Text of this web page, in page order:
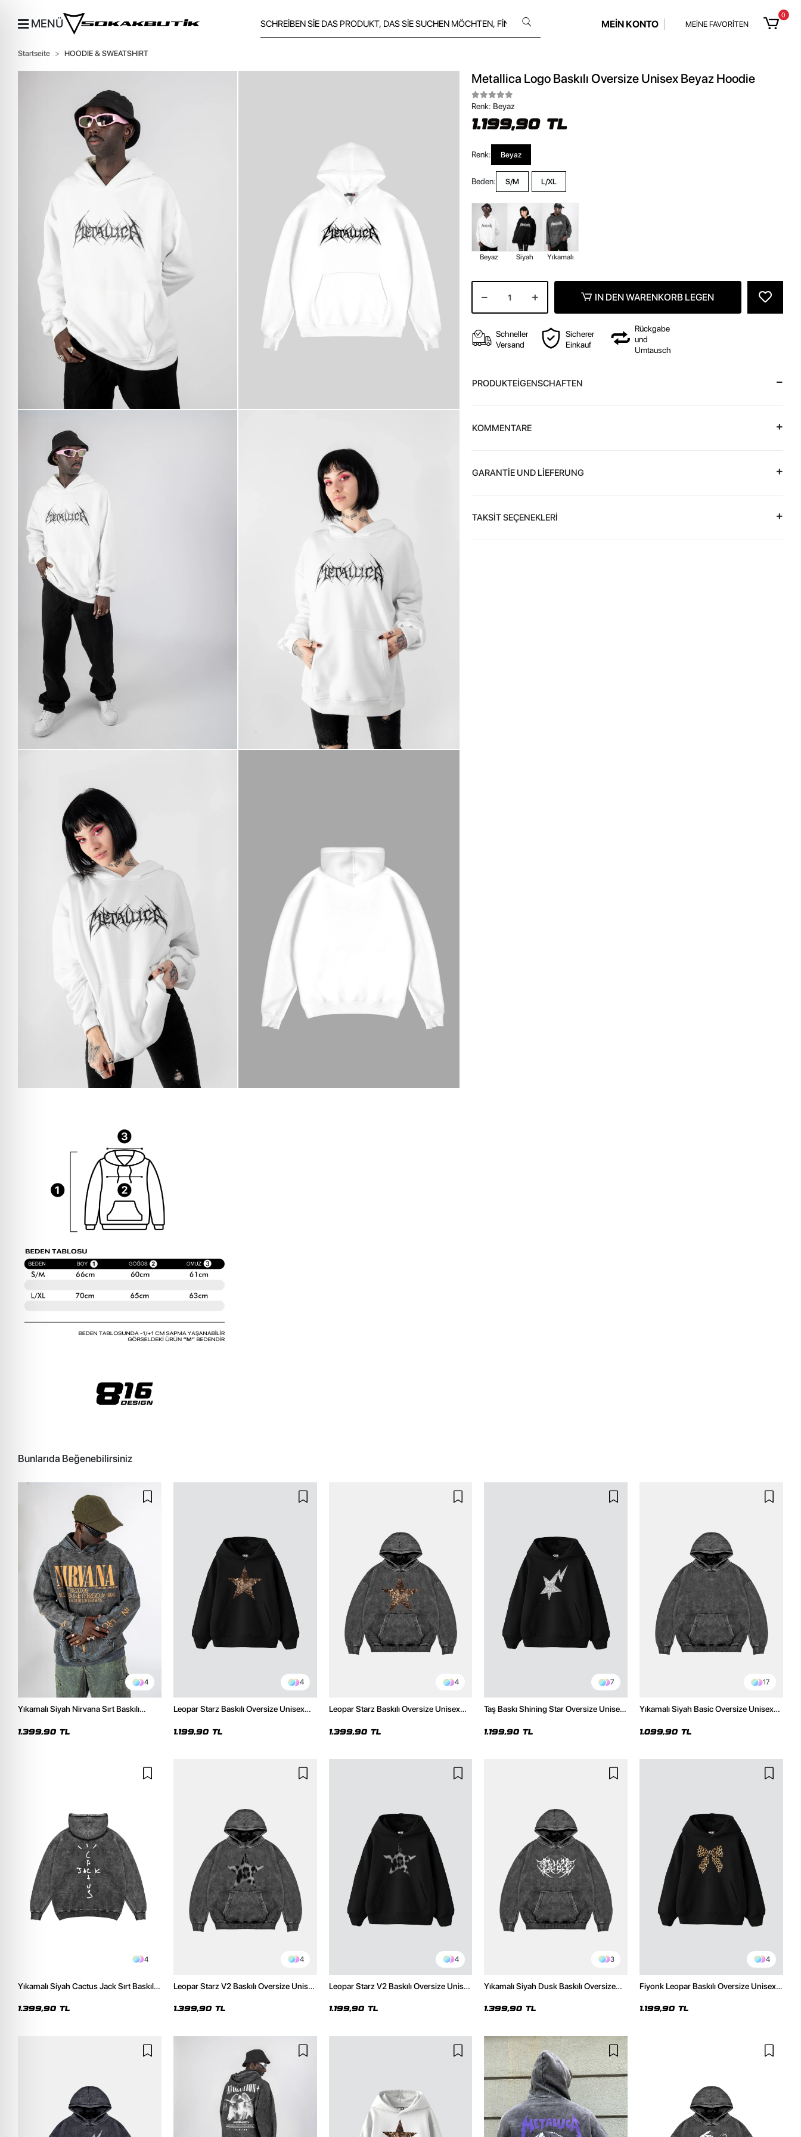
MENÜ MEİN KONTO MEİNE FAVORİTEN
0
Startseite HOODIE & SWEATSHIRT
Metallica Logo Baskılı Oversize Unisex Beyaz Hoodie
Renk: Beyaz
1.199,90 TL
Renk: Beyaz
Beden: S/M L/XL
Beyaz Siyah Yıkamalı
IN DEN WARENKORB LEGEN
Schneller
Versand
Sicherer
Einkauf
Rückgabe
und
Umtausch
PRODUKTEİGENSCHAFTEN
KOMMENTARE
GARANTİE UND LİEFERUNG
TAKSİT SEÇENEKLERİ
Bunlarıda Beğenebilirsiniz
4
Yıkamalı Siyah Nirvana Sırt Baskılı
1.399,90 TL
4
Leopar Starz Baskılı Oversize Unisex
1.199,90 TL
4
Leopar Starz Baskılı Oversize Unisex
1.399,90 TL
7
Taş Baskı Shining Star Oversize Unisex
1.199,90 TL
17
Yıkamalı Siyah Basic Oversize Unisex
1.099,90 TL
4
Yıkamalı Siyah Cactus Jack Sırt Baskılı
1.399,90 TL
4
Leopar Starz V2 Baskılı Oversize Unisex
1.399,90 TL
4
Leopar Starz V2 Baskılı Oversize Unisex
1.199,90 TL
3
Yıkamalı Siyah Dusk Baskılı Oversize
1.399,90 TL
4
Fiyonk Leopar Baskılı Oversize Unisex
1.199,90 TL